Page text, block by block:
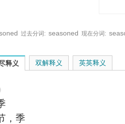
过去分词: seasoned 现在分词:
文翻译是什么意思，词典释义与在线翻
释义
，季
双解释义 英英释义